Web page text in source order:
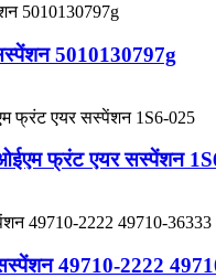
5010130797g
फ्रंट एयर सस्पेंशन
49710-2222